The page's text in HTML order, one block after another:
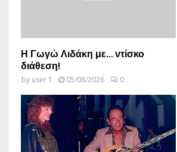
Η Γωγώ Λιδάκη με… ντίσκο
διάθεση!
by user 1 05/08/2026 0